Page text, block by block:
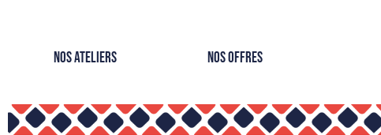
Nos Ateliers Nos Offres